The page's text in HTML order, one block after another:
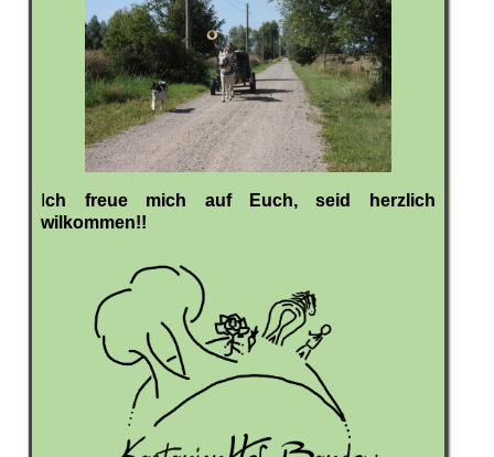
Ich freue mich auf Euch, seid herzlich
wilkommen!!